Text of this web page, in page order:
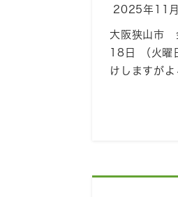
2025年11
大阪狭山市
18日 （火曜
けしますが